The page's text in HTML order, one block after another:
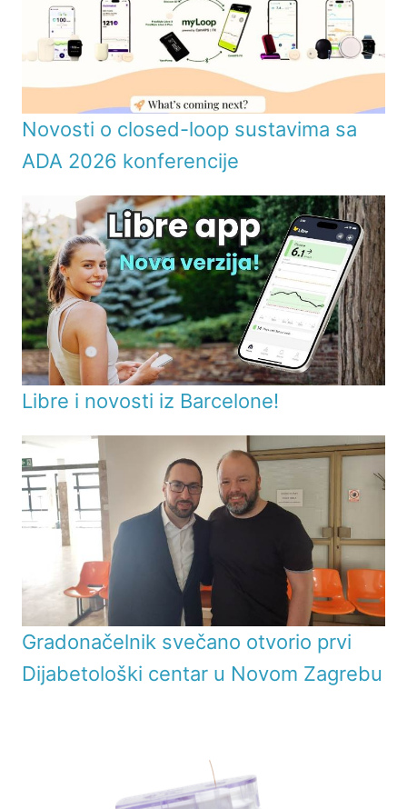
Novosti o closed-loop sustavima sa
ADA 2026 konferencije
Libre i novosti iz Barcelone!
Gradonačelnik svečano otvorio prvi
Dijabetološki centar u Novom Zagrebu